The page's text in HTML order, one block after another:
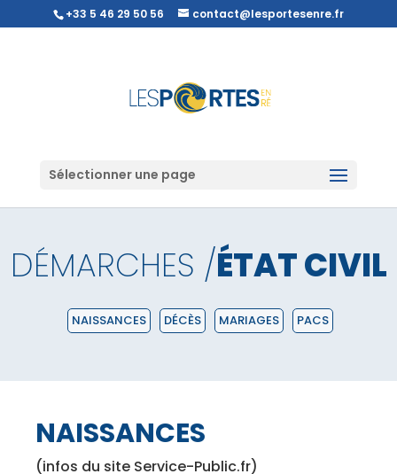
+33 5 46 29 50 56 contact@lesportesenre.fr
Sélectionner une page
DÉMARCHES /ÉTAT CIVIL
NAISSANCES DÉCÈS MARIAGES PACS
NAISSANCES
(infos du site Service-Public.fr)